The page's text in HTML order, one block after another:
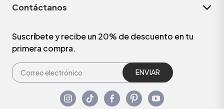
Contáctanos
Suscríbete y recibe un 20% de descuento en tu
primera compra.
ENVIAR